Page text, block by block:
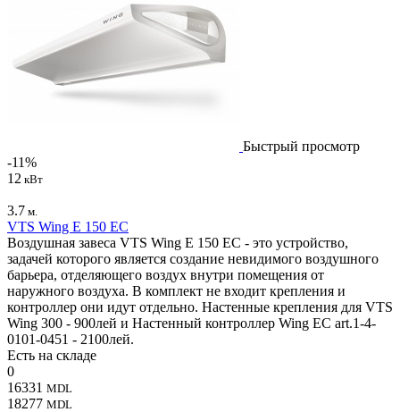
Быстрый просмотр
-11%
12 кВт
3.7 м.
VTS Wing E 150 EC
Воздушная завеса VTS Wing E 150 EC - это устройство,
задачей которого является создание невидимого воздушного
барьера, отделяющего воздух внутри помещения от
наружного воздуха. В комплект не входит крепления и
контроллер они идут отдельно. Настенные крепления для VTS
Wing 300 - 900лей и Настенный контроллер Wing EC art.1-4-
0101-0451 - 2100лей.
Есть на складе
0
16331 MDL
18277 MDL